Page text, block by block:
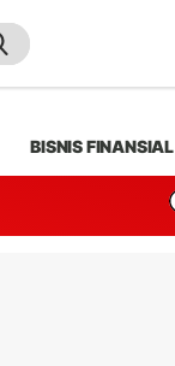
BISNIS FINANSIAL